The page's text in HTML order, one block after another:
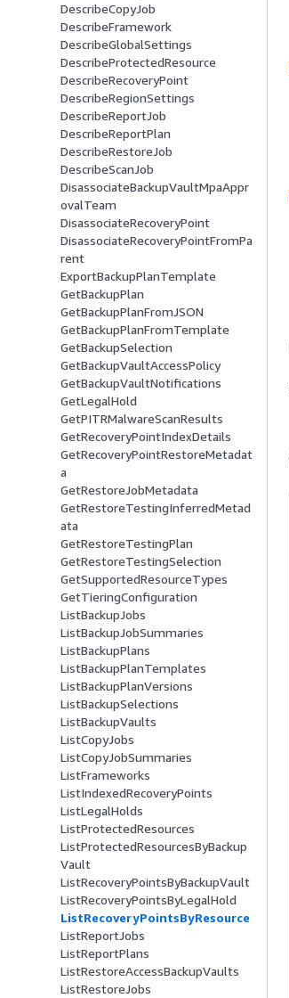
DescribeCopyJob
DescribeFramework
DescribeGlobalSettings
DescribeProtectedResource
DescribeRecoveryPoint
DescribeRegionSettings
DescribeReportJob
DescribeReportPlan
DescribeRestoreJob
DescribeScanJob
DisassociateBackupVaultMpaAppr
ovalTeam
DisassociateRecoveryPoint
DisassociateRecoveryPointFromPa
rent
ExportBackupPlanTemplate
GetBackupPlan
GetBackupPlanFromJSON
GetBackupPlanFromTemplate
GetBackupSelection
GetBackupVaultAccessPolicy
GetBackupVaultNotifications
GetLegalHold
GetPITRMalwareScanResults
GetRecoveryPointIndexDetails
GetRecoveryPointRestoreMetadat
a
GetRestoreJobMetadata
GetRestoreTestingInferredMetad
ata
GetRestoreTestingPlan
GetRestoreTestingSelection
GetSupportedResourceTypes
GetTieringConfiguration
ListBackupJobs
ListBackupJobSummaries
ListBackupPlans
ListBackupPlanTemplates
ListBackupPlanVersions
ListBackupSelections
ListBackupVaults
ListCopyJobs
ListCopyJobSummaries
ListFrameworks
ListIndexedRecoveryPoints
ListLegalHolds
ListProtectedResources
ListProtectedResourcesByBackup
Vault
ListRecoveryPointsByBackupVault
ListRecoveryPointsByLegalHold
ListRecoveryPointsByResource
ListReportJobs
ListReportPlans
ListRestoreAccessBackupVaults
ListRestoreJobs